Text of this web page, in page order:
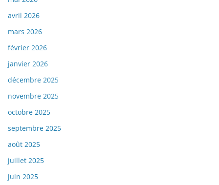
avril 2026
mars 2026
février 2026
janvier 2026
décembre 2025
novembre 2025
octobre 2025
septembre 2025
août 2025
juillet 2025
juin 2025